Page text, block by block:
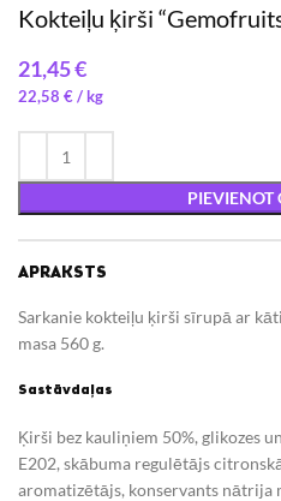
Kokteiļu ķirši
€
22,58 €/
PIEVIENOT
APRAKSTS
Sarkanie kokteiļu ķirši sīrupā ar
masa 560 g.
Sastāvdaļas
Ķirši bez kauliņiem 50%, glikozes
E202, skābuma regulētājs
aromatizētājs, konservants nātrija